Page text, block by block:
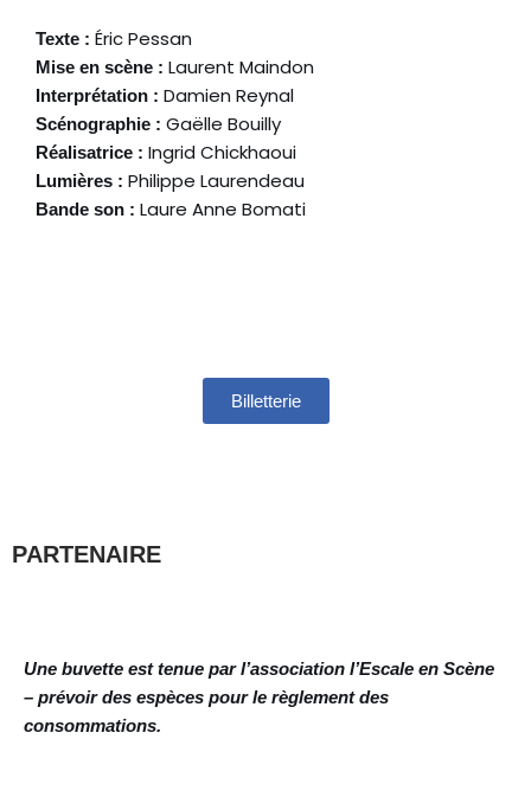
Texte : Éric Pessan
Mise en scène : Laurent Maindon
Interprétation : Damien Reynal
Scénographie : Gaëlle Bouilly
Réalisatrice : Ingrid Chickhaoui
Lumières : Philippe Laurendeau
Bande son : Laure Anne Bomati
Billetterie
PARTENAIRE
Une buvette est tenue par l’association l’Escale en Scène
– prévoir des espèces pour le règlement des
consommations.